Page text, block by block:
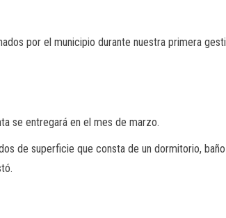
por el municipio durante nuestra primera
se entregará en el mes de marzo.
de superficie que consta de un dormitorio,